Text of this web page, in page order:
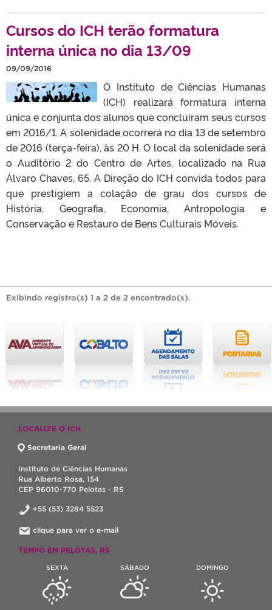
Cursos do ICH terão formatura
interna única no dia 13/09
09/09/2016
O Instituto de Ciências Humanas
(ICH) realizará formatura interna
única e conjunta dos alunos que concluíram seus cursos
em 2016/1. A solenidade ocorrerá no dia 13 de setembro
de 2016 (terça-feira), às 20 H. O local da solenidade será
o Auditório 2 do Centro de Artes, localizado na Rua
Álvaro Chaves, 65. A Direção do ICH convida todos para
que prestigiem a colação de grau dos cursos de
História, Geografia, Economia, Antropologia e
Conservação e Restauro de Bens Culturais Móveis.
Exibindo registro(s) 1 a 2 de 2 encontrado(s).
LOCALIZE O ICH
Secretaria Geral
Instituto de Ciências Humanas
Rua Alberto Rosa, 154
CEP 96010-770 Pelotas - RS
+55 (53) 3284 5523
clique para ver o e-mail
TEMPO EM PELOTAS, RS
SEXTA SÁBADO DOMINGO